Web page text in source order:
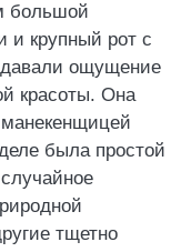
большой
и крупный рот с
ощущение
красоты. Она
была простой
тщетно